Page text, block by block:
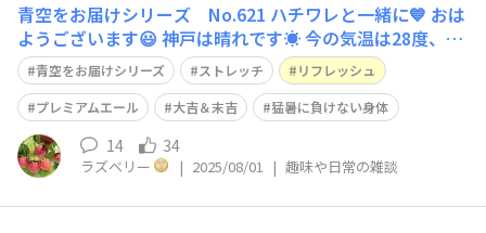
青空をお届けシリーズ No.621 ハチワレと一緒に💙 おは
ようございます😃 神戸は晴れです☀️ 今の気温は28度、予
想最高気温は35度です🥵 今日のストレッチは、難易度⭐️⭐️
立ってでも、座ってでも大丈夫です。 骨盤を立てて、下
腹を引き上げて背筋を伸ばします。 脚は肩幅に開きます。
腹筋を
青空をお届けシリーズ ストレッチ
リフレッシュ
プレミアムエール
大吉＆末吉 猛暑に負けない身体
14 34
ラズベリー | 2025/08/01 | 趣味や日常の雑談